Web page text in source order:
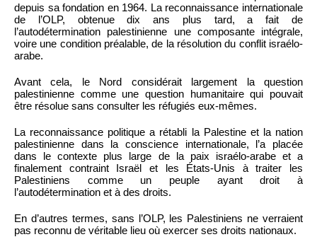
depuis sa fondation en 1964. La reconnaissance internationale
de l’OLP, obtenue dix ans plus tard, a fait de
l’autodétermination palestinienne une composante intégrale,
voire une condition préalable, de la résolution du conflit israélo-
arabe.
Avant cela, le Nord considérait largement la question
palestinienne comme une question humanitaire qui pouvait
être résolue sans consulter les réfugiés eux-mêmes.
La reconnaissance politique a rétabli la Palestine et la nation
palestinienne dans la conscience internationale, l’a placée
dans le contexte plus large de la paix israélo-arabe et a
finalement contraint Israël et les États-Unis à traiter les
Palestiniens comme un peuple ayant droit à
l’autodétermination et à des droits.
En d’autres termes, sans l’OLP, les Palestiniens ne verraient
pas reconnu de véritable lieu où exercer ses droits nationaux.